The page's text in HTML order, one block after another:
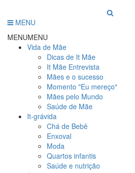
MENU
MENUMENU
Vida de Mãe
Dicas de It Mãe
It Mãe Entrevista
Mães e o sucesso
Momento "Eu mereço"
Mães pelo Mundo
Saúde de Mãe
It-grávida
Chá de Bebê
Enxoval
Moda
Quartos infantis
Saúde e nutrição